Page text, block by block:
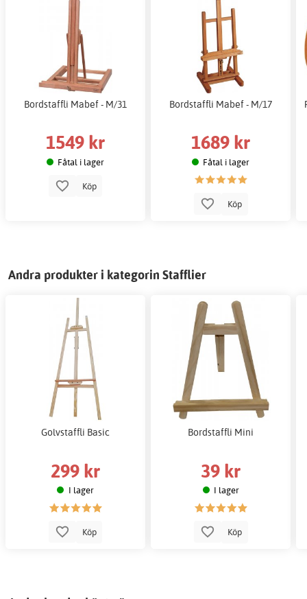
Bordstaffli Mabef - M/31
1549 kr
Fåtal i lager
Köp
Bordstaffli Mabef - M/17
1689 kr
Fåtal i lager
Köp
Andra produkter i kategorin Stafflier
Golvstaffli Basic
299 kr
I lager
Köp
Bordstaffli Mini
39 kr
I lager
Köp